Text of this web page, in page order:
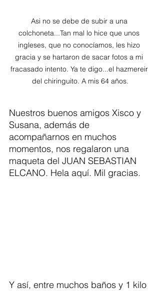
Asi no se debe de subir a una
colchoneta...Tan mal lo hice que unos
ingleses, que no conocíamos, les hizo
gracia y se hartaron de sacar fotos a mi
fracasado intento. Ya te digo...el hazmereir
del chiringuito. A mis 64 años.
Nuestros buenos amigos Xisco y
Susana, además de
acompañarnos en muchos
momentos, nos regalaron una
maqueta del JUAN SEBASTIAN
ELCANO. Hela aquí. Mil gracias.
Y así, entre muchos baños y 1 kilo